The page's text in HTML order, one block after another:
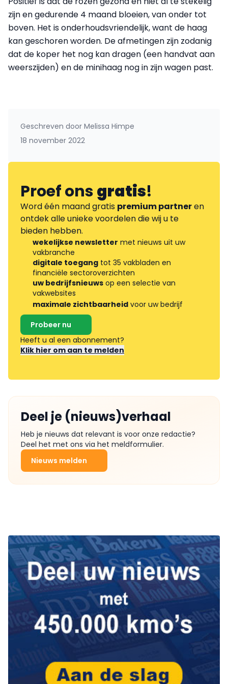
zijn en gedurende 4 maand bloeien, van onder tot
boven. Het is onderhoudsvriendelijk, want de haag
kan geschoren worden. De afmetingen zijn zodanig
dat de koper het nog kan dragen (een handvat aan
weerszijden) en de minihaag nog in zijn wagen past.
Geschreven door Melissa Himpe
18 november 2022
Proef onsgratis!
Word één maand gratis premium partneren
ontdek alle unieke voordelen die wij u te
bieden hebben.
wekelijkse newsletter met nieuws uit uw
vakbranche
digitale toegang tot 35 vakbladen en
financiële sectoroverzichten
uw bedrijfsnieuws op een selectie van
vakwebsites
maximale zichtbaarheid voor uw bedrijf
Probeer nu
Heeft u al een abonnement?
Klik hier om aan te melden
Deel je (nieuws)verhaal
Heb je nieuws dat relevant is voor onze redactie?
Deel het met ons via het meldformulier.
Nieuws melden